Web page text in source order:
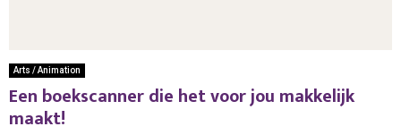
Arts / Animation
Een boekscanner die het voor jou makkelijk
maakt!